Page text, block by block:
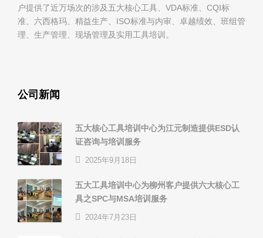
户提供了近万场次的涉及五大核心工具、VDA标准、CQI标
准、六西格玛、精益生产、ISO标准与内审、卓越绩效、班组管
理、生产管理、现场管理及实用工具培训。
公司新闻
五大核心工具培训中心为江元制造提供ESD认
证咨询与培训服务
2025年9月18日
五大工具培训中心为柳州客户提供六大核心工
具之SPC与MSA培训服务
2024年7月23日